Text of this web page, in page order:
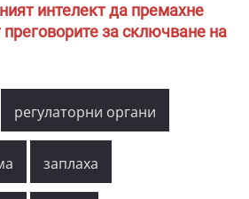
интелект да премахне
за сключване на
регулаторни органи
заплаха